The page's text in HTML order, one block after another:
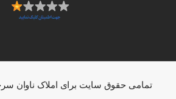
تمامی حقوق سایت برای املاک ناوان